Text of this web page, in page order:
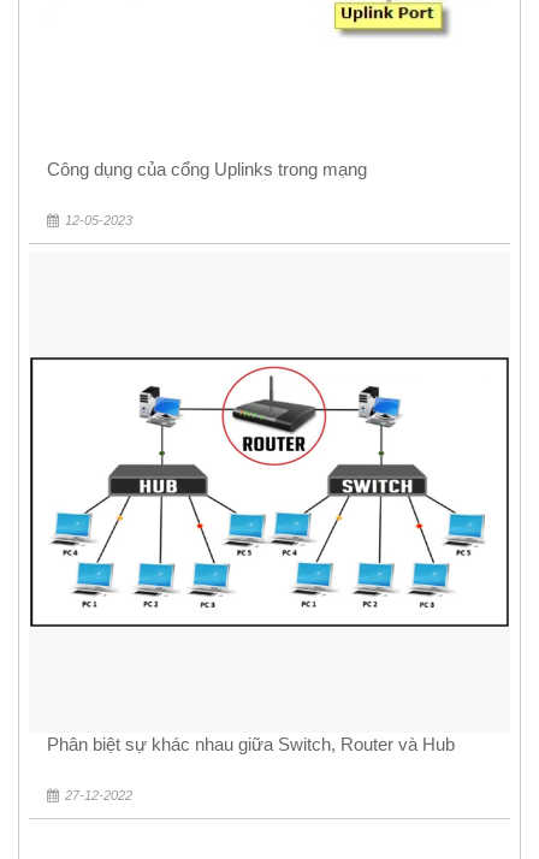
Công dụng của cổng Uplinks trong mạng
12-05-2023
Phân biệt sự khác nhau giữa Switch, Router và Hub
27-12-2022